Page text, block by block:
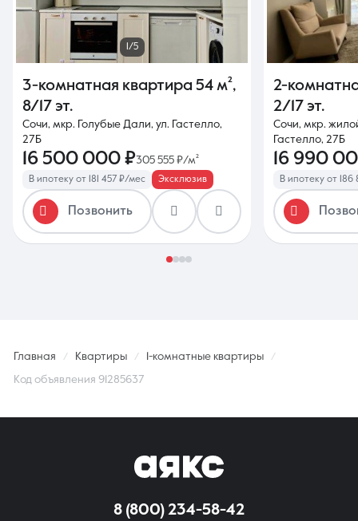
1/5
3-комнатная квартира 54 м²,
8/17 эт.
Сочи, мкр. Голубые Дали, ул. Гастелло,
27Б
16 500 000 ₽305 555 ₽/м²
В ипотеку от 181 457 ₽/мес Эксклюзив
Позвонить
2-
2/17 эт.
Сочи, мкр.
Гастелло, 27Б
16 990
В ипотеку от
Главная Квартиры 1-комнатные квартиры
Код объявления 91285637
8 (800) 234-58-42